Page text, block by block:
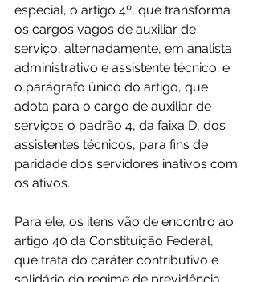
especial, o artigo 4º, que transforma
os cargos vagos de auxiliar de
serviço, alternadamente, em analista
administrativo e assistente técnico; e
o parágrafo único do artigo, que
adota para o cargo de auxiliar de
serviços o padrão 4, da faixa D, dos
assistentes técnicos, para fins de
paridade dos servidores inativos com
os ativos.
Para ele, os itens vão de encontro ao
artigo 40 da Constituição Federal,
que trata do caráter contributivo e